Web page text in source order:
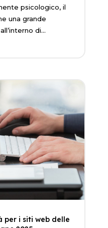
psicologico, il
una grande
di...
per i siti web delle